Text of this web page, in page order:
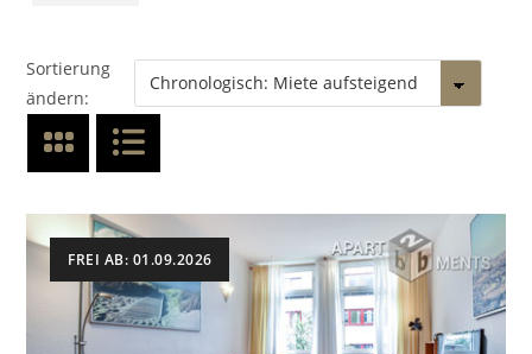
Sortierung
ändern:
FREI AB: 01.09.2026